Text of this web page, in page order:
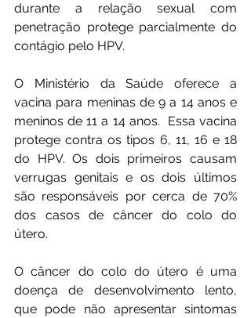
durante a relação sexual com
penetração protege parcialmente do
contágio pelo HPV.
O Ministério da Saúde oferece a
vacina para meninas de 9 a 14 anos e
meninos de 11 a 14 anos.  Essa vacina
protege contra os tipos 6, 11, 16 e 18
do HPV. Os dois primeiros causam
verrugas genitais e os dois últimos
são responsáveis por cerca de 70%
dos casos de câncer do colo do
útero.
O câncer do colo do útero é uma
doença de desenvolvimento lento,
que pode não apresentar sintomas